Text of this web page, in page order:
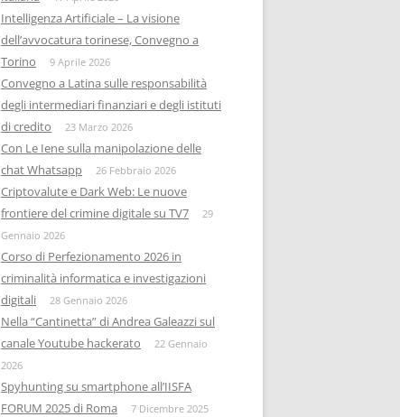
Intelligenza Artificiale – La visione
dell’avvocatura torinese, Convegno a
Torino
9 Aprile 2026
Convegno a Latina sulle responsabilità
degli intermediari finanziari e degli istituti
di credito
23 Marzo 2026
Con Le Iene sulla manipolazione delle
chat Whatsapp
26 Febbraio 2026
Criptovalute e Dark Web: Le nuove
frontiere del crimine digitale su TV7
29
Gennaio 2026
Corso di Perfezionamento 2026 in
criminalità informatica e investigazioni
digitali
28 Gennaio 2026
Nella “Cantinetta” di Andrea Galeazzi sul
canale Youtube hackerato
22 Gennaio
2026
Spyhunting su smartphone all’IISFA
FORUM 2025 di Roma
7 Dicembre 2025